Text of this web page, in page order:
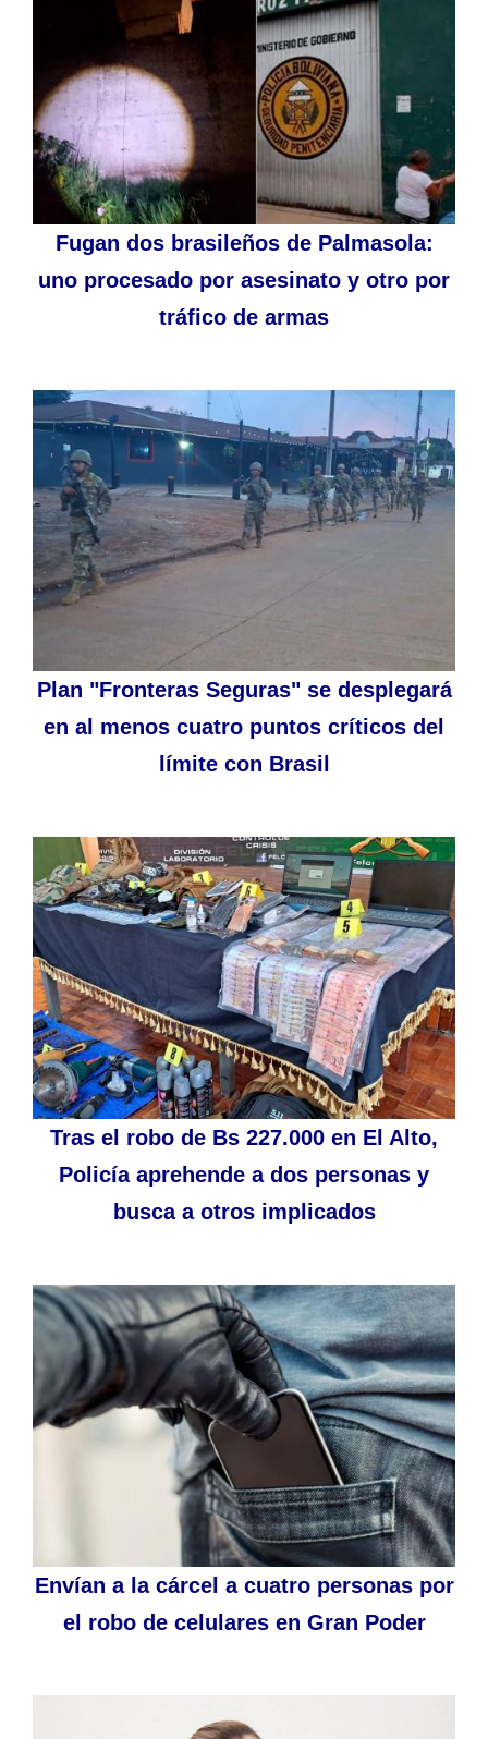
Fugan dos brasileños de Palmasola:
uno procesado por asesinato y otro por
tráfico de armas
Plan "Fronteras Seguras" se desplegará
en al menos cuatro puntos críticos del
límite con Brasil
Tras el robo de Bs 227.000 en El Alto,
Policía aprehende a dos personas y
busca a otros implicados
Envían a la cárcel a cuatro personas por
el robo de celulares en Gran Poder